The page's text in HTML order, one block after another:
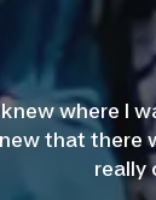
where I
that there
really